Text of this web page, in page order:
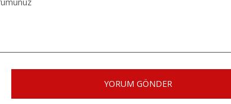
YORUM GÖNDER